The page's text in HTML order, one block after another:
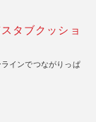
タブクッショ
インでつながりっぱ